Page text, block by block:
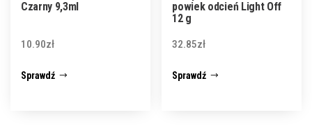
Czarny 9,3ml
10.90zł
Sprawdź
powiek odcień Light Off
12 g
32.85zł
Sprawdź